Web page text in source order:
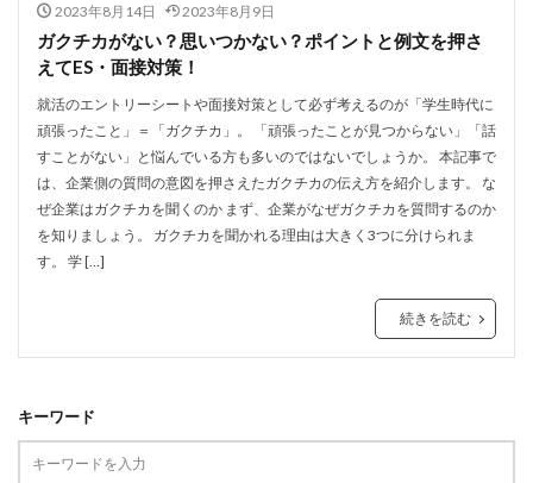
2023年8月14日 2023年8月9日
ガクチカがない？思いつかない？ポイントと例文を押さ
えてES・面接対策！
就活のエントリーシートや面接対策として必ず考えるのが「学生時代に
頑張ったこと」＝「ガクチカ」。 「頑張ったことが見つからない」「話
すことがない」と悩んでいる方も多いのではないでしょうか。 本記事で
は、企業側の質問の意図を押さえたガクチカの伝え方を紹介します。 な
ぜ企業はガクチカを聞くのか まず、企業がなぜガクチカを質問するのか
を知りましょう。 ガクチカを聞かれる理由は大きく3つに分けられま
す。 学 […]
続きを読む
キーワード